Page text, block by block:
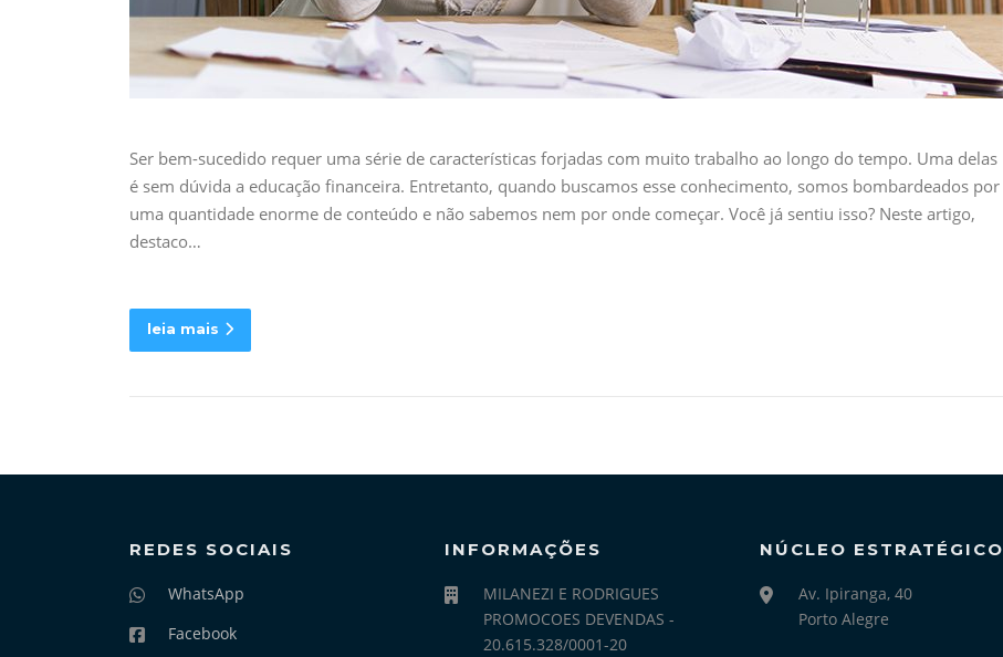
Ser bem-sucedido requer uma série de características forjadas com muito trabalho ao longo do tempo. Uma delas
é sem dúvida a educação financeira. Entretanto, quando buscamos esse conhecimento, somos bombardeados por
uma quantidade enorme de conteúdo e não sabemos nem por onde começar. Você já sentiu isso? Neste artigo,
destaco…
leia mais
REDES SOCIAIS
WhatsApp
Facebook
INFORMAÇÕES
MILANEZI E RODRIGUES
PROMOCOES DEVENDAS -
20.615.328/0001-20
NÚCLEO ESTRATÉGICO
Av. Ipiranga, 40
Porto Alegre